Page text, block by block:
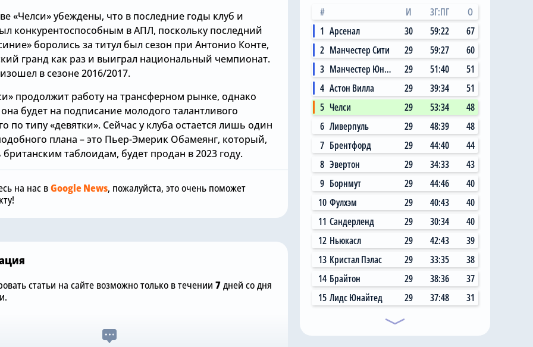
«Челси» убеждены, что в последние годы клуб и
конкурентоспособным в АПЛ, поскольку последний
боролись за титул был сезон при Антонио Конте,
гранд как раз и выиграл национальный чемпионат.
в сезоне 2016/2017.
продолжит работу на трансферном рынке, однако
будет на подписание молодого талантливого
по типу «девятки». Сейчас у клуба остается лишь один
плана – это Пьер-Эмерик Обамеянг, который,
британским таблоидам, будет продан в 2023 году.
на нас вGoogle News, пожалуйста, это очень поможет
Зачем Джош Ачимпонг из
«Челси» понадобился
Вчера, 12:00
«Манчестер Сити»
отреагировал на
шокирующую цену в
размере £75 млн за звезду
Вчера, 11:14
Главный любитель
«привозов» в «Челси»
рад, что он теперь не
самый «старый дядя» в
клубе
статьи на сайте возможно только в течении 7дней со дня
# И ЗГ:ПГ
О
1 Арсенал 30 59:22
67
2 Манчестер Сити 29 59:27
60
3
Манчестер Юнайтед 29 51:40
51
4 Астон Вилла 29 39:34
51
5 Челси 29 53:34
48
6 Ливерпуль 29 48:39
48
7 Брентфорд 29 44:40
44
8 Эвертон 29 34:33
43
9 Борнмут 29 44:46
40
10 Фулхэм 29 40:43
40
11 Сандерленд 29 30:34
40
12 Ньюкасл 29 42:43
39
13 Кристал Пэлас 29 33:35
38
14 Брайтон 29 38:36
37
15 Лидс Юнайтед 29 37:48 31